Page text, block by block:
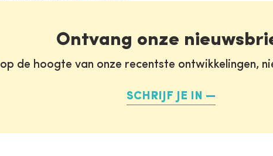
Ontvang onze
op de hoogte van onze recentste ontwikkelingen,
SCHRIJF JE IN